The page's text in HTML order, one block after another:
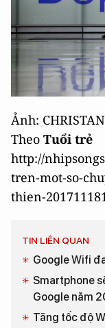
Ảnh:
Theo Tuổi trẻ
http://
tren-mot-so-
thien-
TIN LIÊN QUAN
Google Wifi
Smartphone
Google năm
Tăng tốc độ